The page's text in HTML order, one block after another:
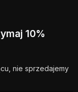
10%
nie sprzedajemy